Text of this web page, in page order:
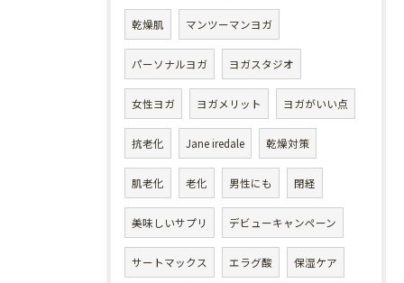
乾燥肌 マンツーマンヨガ
パーソナルヨガ ヨガスタジオ
女性ヨガ ヨガメリット ヨガがいい点
抗老化 Jane iredale 乾燥対策
肌老化 老化 男性にも 閉経
美味しいサプリ デビューキャンペーン
サートマックス エラグ酸 保湿ケア